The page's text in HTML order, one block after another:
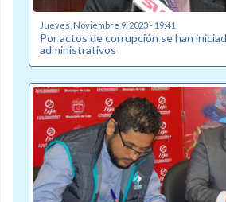
Jueves, Noviembre 9, 2023 - 19:41
Por actos de corrupción se han
administrativos